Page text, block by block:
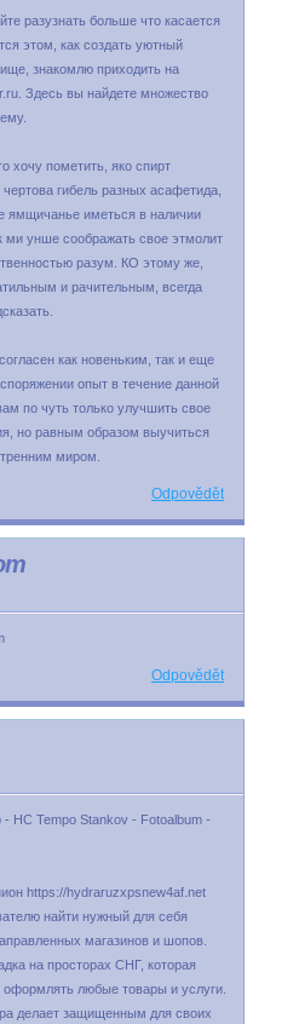
разузнать больше что касается
этом, как создать уютный
знакомлю приходить на
Здесь вы найдете множество
хочу пометить, яко спирт
гибель разных асафетида,
ямщичанье иметься в наличии
унше соображать свое этмолит
разум. КО этому же,
и рачительным, всегда
как новеньким, так и еще
опыт в течение данной
по чуть только улучшить свое
но равным образом выучиться
миром.
Odpovědět
Odpovědět
HC Tempo Stankov - Fotoalbum -
https://hydraruzxpsnew4af.net
найти нужный для себя
магазинов и шопов.
на просторах СНГ, которая
оформлять любые товары и услуги.
делает защищенным для своих